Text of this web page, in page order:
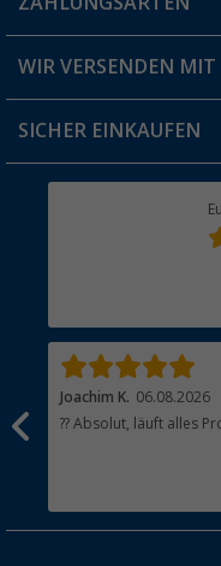
Jobs & Karriere
FAQ & Kontakt
Versandinformationen
Rücksendung
WIR VERSENDEN MIT
SICHER EINKAUFEN
Joachim K. 06.08.2026
?? Absolut, läuft alles